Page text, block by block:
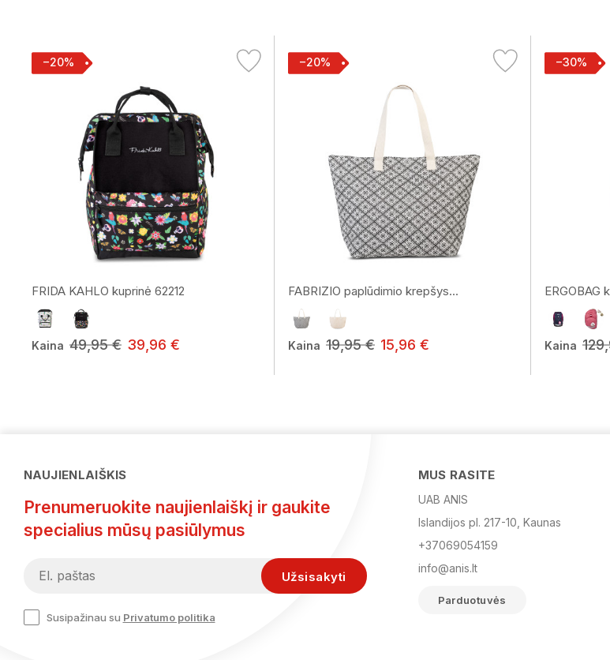
−20%
FRIDA KAHLO kuprinė 62212
Kaina 49,95 € 39,96 €
−20%
FABRIZIO paplūdimio krepšys...
Kaina 19,95 € 15,96 €
−30%
ERGOBAG
Kaina
NAUJIENLAIŠKIS
Prenumeruokite naujienlaiškį ir gaukite
specialius mūsų pasiūlymus
Susipažinau su Privatumo politika
MUS RASITE
UAB ANIS
Islandijos pl. 217-10, Kaunas
+37069054159
info@anis.lt
Parduotuvės